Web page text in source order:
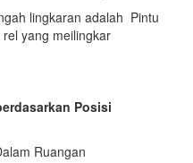
lingkaran adalah Pintu
yang meilingkar
Posisi
Ruangan